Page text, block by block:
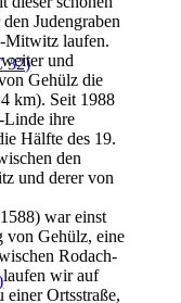
32)
Judengraben
Mitwitz laufen.
und
Gehülz die
km). Seit 1988
Linde ihre
Hälfte des 19.
den
und derer von
war einst
von Gehülz, eine
Rodach-
laufen wir auf
Ortsstraße,